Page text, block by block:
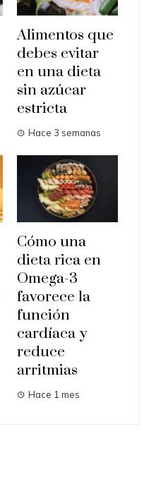
Alimentos que
debes evitar
en una dieta
sin azúcar
estricta
Hace 3 semanas
Cómo una
dieta rica en
Omega-3
favorece la
función
cardíaca y
reduce
arritmias
Hace 1 mes